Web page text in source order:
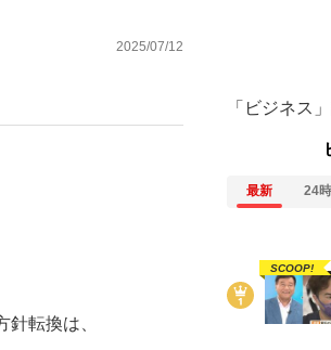
2025/07/12
転換は、
「ビジネス
最新 24
SCOOP!